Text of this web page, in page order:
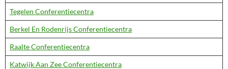
Tegelen Conferentiecentra
Berkel En Rodenrijs Conferentiecentra
Raalte Conferentiecentra
Katwijk Aan Zee Conferentiecentra